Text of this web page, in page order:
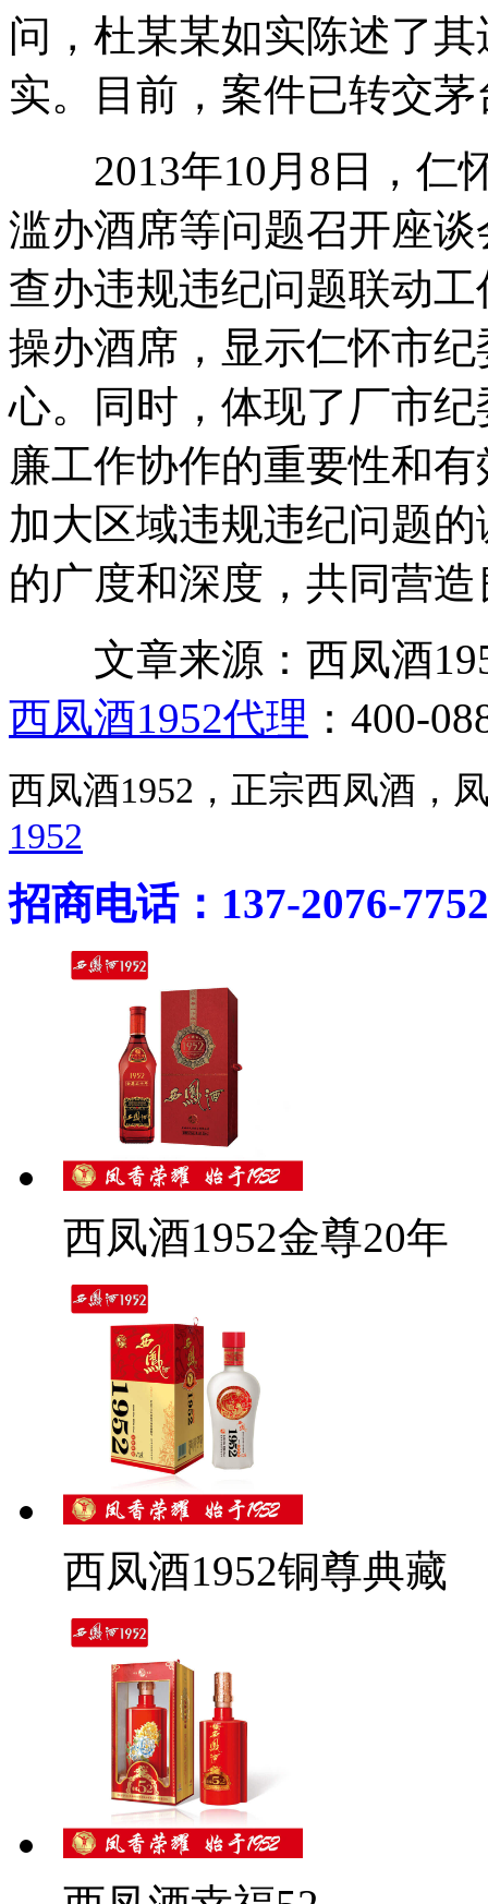
问，杜某某如实陈述了
实。目前，案件已转交
2013年10月8日，仁
滥办酒席等问题召开座谈
查办违规违纪问题联动
操办酒席，显示仁怀市
心。同时，体现了厂市
廉工作协作的重要性和
加大区域违规违纪问题
的广度和深度，共同营
文章来源：西凤酒
西凤酒1952代理 ：400-
西凤酒1952，正宗西凤酒
1952
招商电话：137-2076-7752
西凤酒1952金尊20年
西凤酒1952铜尊典藏